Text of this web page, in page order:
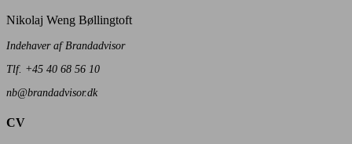
Nikolaj Weng Bøllingtoft
Indehaver af Brandadvisor
Tlf. +45 40 68 56 10
nb@brandadvisor.dk
CV